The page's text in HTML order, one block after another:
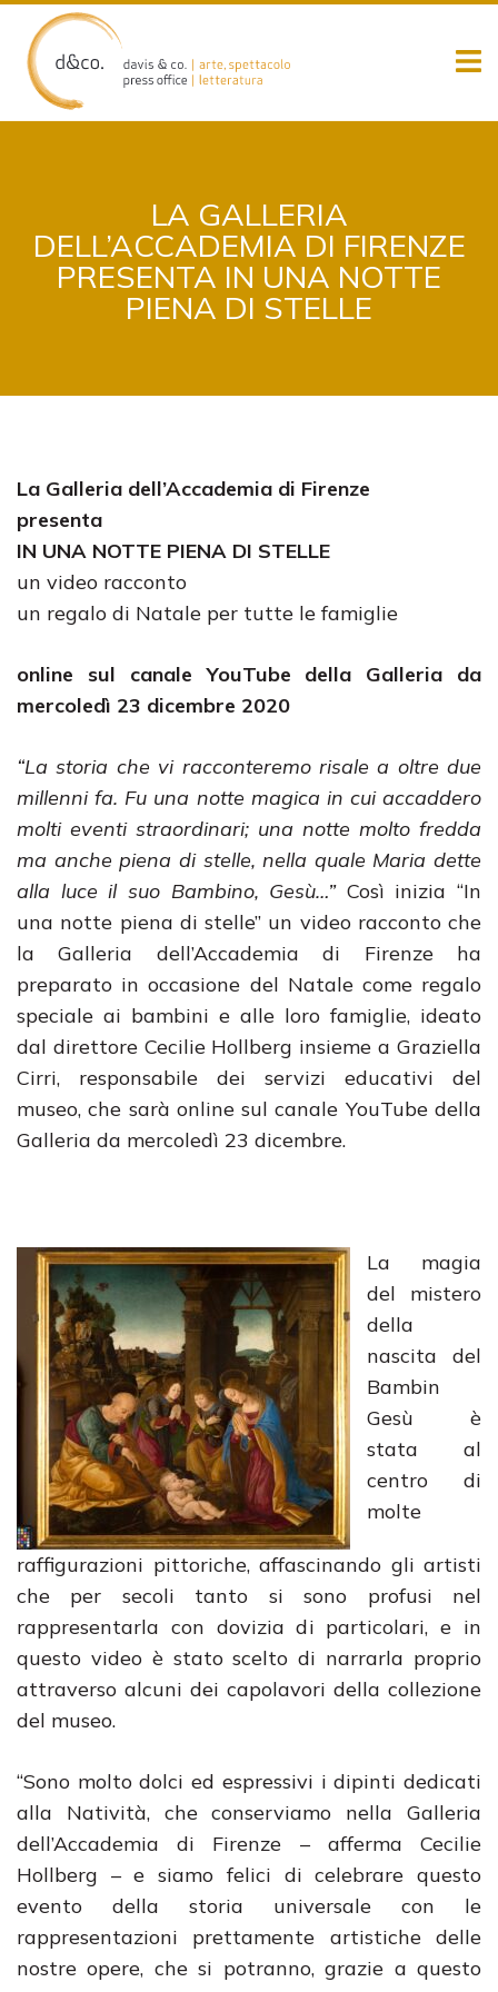
content
LA GALLERIA
DELL’ACCADEMIA DI FIRENZE
PRESENTA IN UNA NOTTE
PIENA DI STELLE
La Galleria dell’Accademia di Firenze
presenta
IN UNA NOTTE PIENA DI STELLE
un video racconto
un regalo di Natale per tutte le famiglie
online sul canale YouTube della Galleria da
mercoledì 23 dicembre 2020
“La storia che vi racconteremo risale a oltre due
millenni fa. Fu una notte magica in cui accaddero
molti eventi straordinari; una notte molto fredda
ma anche piena di stelle, nella quale Maria dette
alla luce il suo Bambino, Gesù…” Così inizia “In
una notte piena di stelle” un video racconto che
la Galleria dell’Accademia di Firenze ha
preparato in occasione del Natale come regalo
speciale ai bambini e alle loro famiglie, ideato
dal direttore Cecilie Hollberg insieme a Graziella
Cirri, responsabile dei servizi educativi del
museo, che sarà online sul canale YouTube della
Galleria da mercoledì 23 dicembre.
La magia
del mistero
della
nascita del
Bambin
Gesù è
stata al
centro di
molte
raffigurazioni pittoriche, affascinando gli artisti
che per secoli tanto si sono profusi nel
rappresentarla con dovizia di particolari, e in
questo video è stato scelto di narrarla proprio
attraverso alcuni dei capolavori della collezione
del museo.
“Sono molto dolci ed espressivi i dipinti dedicati
alla Natività, che conserviamo nella Galleria
dell’Accademia di Firenze – afferma Cecilie
Hollberg – e siamo felici di celebrare questo
evento della storia universale con le
rappresentazioni prettamente artistiche delle
nostre opere, che si potranno, grazie a questo